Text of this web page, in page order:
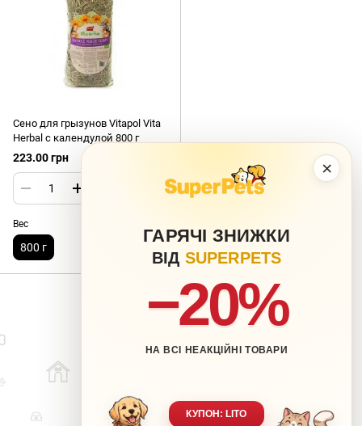
×
ГАРЯЧІ ЗНИЖКИ
ВІД SUPERPETS
−20%
НА ВСІ НЕАКЦІЙНІ ТОВАРИ
КУПОН: LITO
Сено для грызунов Vitapol Vita
Herbal с календулой 800 г
223.00 грн
Вес
800 г
063 217-20-99 066 707-11-17
Полная версия сайта